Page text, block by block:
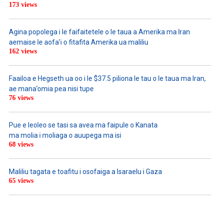
173 views
Agina popolega i le faifaitetele o le taua a Amerika ma Iran
aemaise le aofa’i o fitafita Amerika ua maliliu
162 views
Faailoa e Hegseth ua oo i le $37.5 piliona le tau o le taua ma Iran,
ae mana’omia pea nisi tupe
76 views
Pue e leoleo se tasi sa avea ma faipule o Kanata
ma molia i moliaga o auupega ma isi
68 views
Maliliu tagata e toafitu i osofaiga a Isaraelu i Gaza
65 views